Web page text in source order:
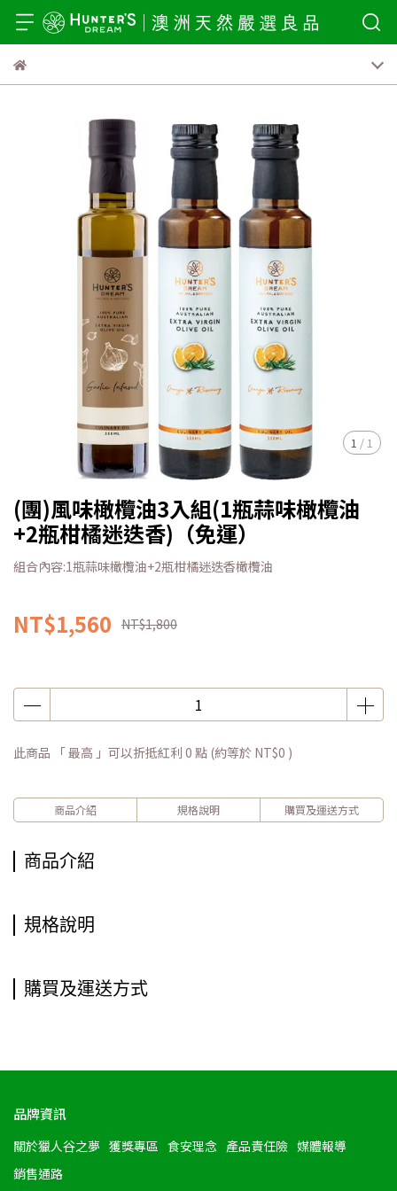
1 / 1
(團)風味橄欖油3入組(1瓶蒜味橄欖油
+2瓶柑橘迷迭香)（免運）
組合內容:1瓶蒜味橄欖油+2瓶柑橘迷迭香橄欖油
NT$1,560 NT$1,800
此商品 「 最高 」可以折抵紅利 0 點 (約等於 NT$0 )
商品介紹 規格說明 購買及運送方式
商品介紹
規格說明
購買及運送方式
品牌資訊
關於獵人谷之夢 獲獎專區 食安理念 產品責任險 媒體報導
銷售通路